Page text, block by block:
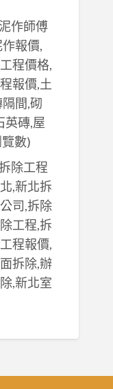
作師傅
報價,
程價格,
報價,土
間,砌
英磚,屋
覽數)
除工程
,新北拆
司,拆除
工程,拆
程報價,
拆除,辦
,新北室